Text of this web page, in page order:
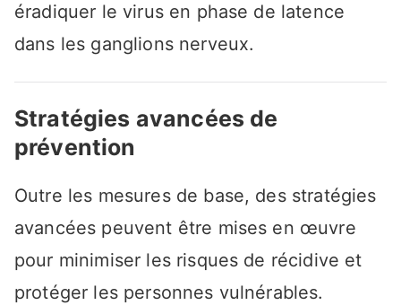
éradiquer le virus en phase de latence
dans les ganglions nerveux.
Stratégies avancées de
prévention
Outre les mesures de base, des stratégies
avancées peuvent être mises en œuvre
pour minimiser les risques de récidive et
protéger les personnes vulnérables.